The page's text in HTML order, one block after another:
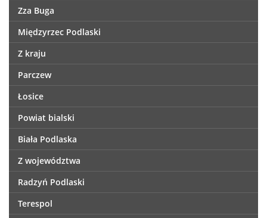
Zza Buga
Międzyrzec Podlaski
Z kraju
Parczew
Łosice
Powiat bialski
Biała Podlaska
Z województwa
Radzyń Podlaski
Terespol